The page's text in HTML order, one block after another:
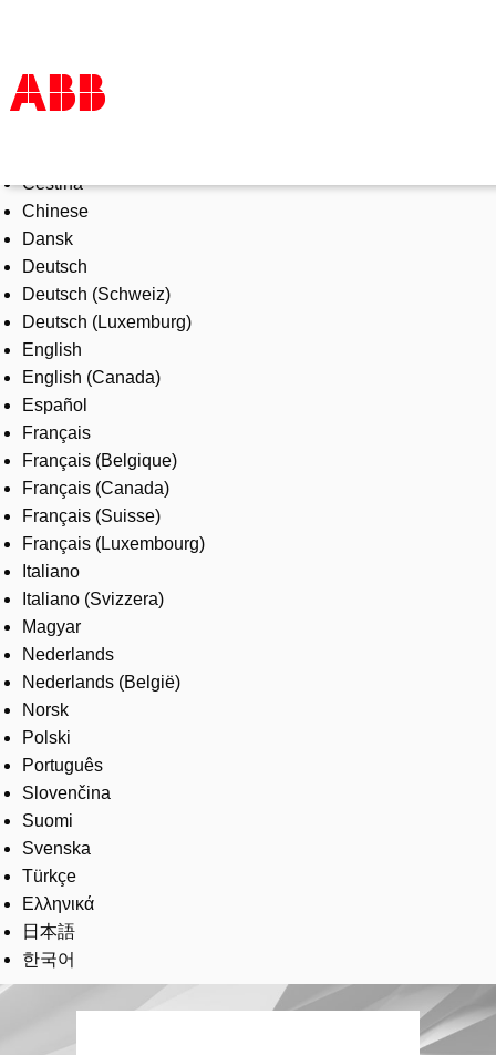
Products & Solutions
Industries
Services
About us
Where to buy
Contact us
Careers
Čeština
Chinese
Dansk
Deutsch
Deutsch (Schweiz)
Deutsch (Luxemburg)
English
English (Canada)
Español
Français
Français (Belgique)
Français (Canada)
Français (Suisse)
Français (Luxembourg)
Italiano
Italiano (Svizzera)
Magyar
Nederlands
Nederlands (België)
Norsk
Polski
Português
Slovenčina
Suomi
Svenska
Türkçe
Ελληνικά
日本語
한국어